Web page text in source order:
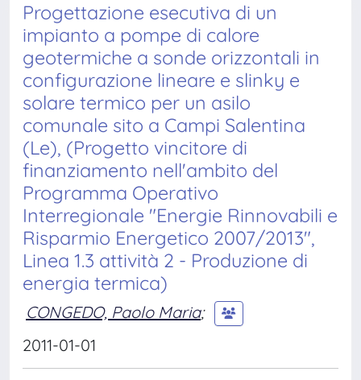
Progettazione esecutiva di un
impianto a pompe di calore
geotermiche a sonde orizzontali in
configurazione lineare e slinky e
solare termico per un asilo
comunale sito a Campi Salentina
(Le), (Progetto vincitore di
finanziamento nell'ambito del
Programma Operativo
Interregionale "Energie Rinnovabili e
Risparmio Energetico 2007/2013",
Linea 1.3 attività 2 - Produzione di
energia termica)
CONGEDO, Paolo Maria;
2011-01-01